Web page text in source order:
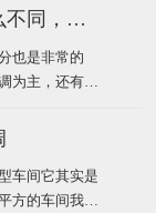
说，节能环保
空调的送风
环保空调和普通空调有什么不同，该怎么选
也是非常的
为主，还有传
不同！这里说
，因为先入为
都装的压缩机
车间它其实是
方的车间我们